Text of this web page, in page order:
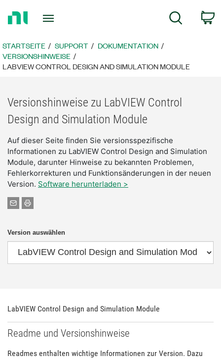
zur
Suche
STARTSEITE SUPPORT
DOKUMENTATION
VERSIONSHINWEISE
LABVIEW CONTROL DESIGN AND SIMULATION MODULE
Versionshinweise zu LabVIEW Control
Design and Simulation Module
Auf dieser Seite finden Sie versionsspezifische
Informationen zu LabVIEW Control Design and Simulation
Module, darunter Hinweise zu bekannten Problemen,
Fehlerkorrekturen und Funktionsänderungen in der neuen
Version. Software herunterladen >
Version auswählen
LabVIEW Control Design and Simulation Module
Readme und Versionshinweise
Readmes enthalten wichtige Informationen zur Version. Dazu